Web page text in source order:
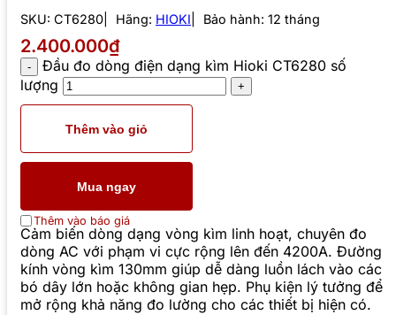
SKU: CT6280 Hãng: HIOKI Bảo hành: 12 tháng
2.400.000₫
Đầu đo dòng điện dạng kìm Hioki CT6280 số
lượng
Thêm vào giỏ
Mua ngay
Thêm vào báo giá
Cảm biến dòng dạng vòng kìm linh hoạt, chuyên đo
dòng AC với phạm vi cực rộng lên đến 4200A. Đường
kính vòng kìm 130mm giúp dễ dàng luồn lách vào các
bó dây lớn hoặc không gian hẹp. Phụ kiện lý tưởng để
mở rộng khả năng đo lường cho các thiết bị hiện có.